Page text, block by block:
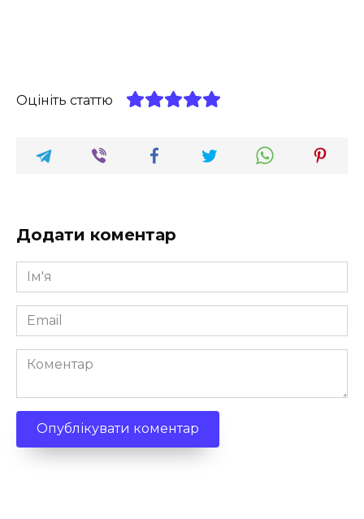
Оцініть статтю
Додати коментар
Ім'я
*
Email
*
Коментар